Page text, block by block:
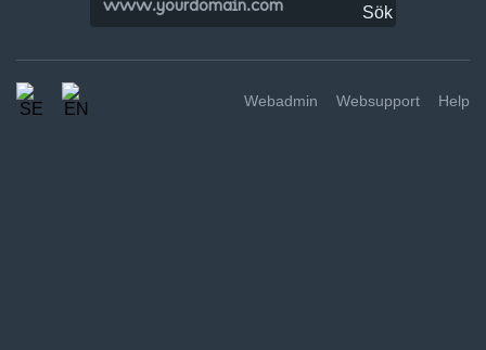
Webadmin Websupport Help